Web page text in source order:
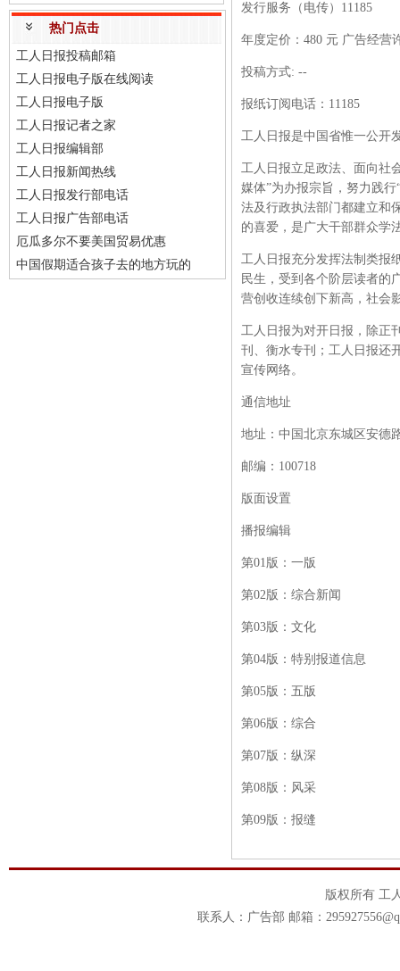
热门点击
工人日报投稿邮箱
工人日报电子版在线阅读
工人日报电子版
工人日报记者之家
工人日报编辑部
工人日报新闻热线
工人日报发行部电话
工人日报广告部电话
厄瓜多尔不要美国贸易优惠
中国假期适合孩子去的地方玩的
发行服务（电传） 11185
年度定价： 480 元 广告经营
投稿方式: --
报纸订阅电话： 11185
工人日报是中国省惟一公开
工人日报立足政法、面向社
媒体”为办报宗旨，努力践
法及行政执法部门都建立和
的喜爱，是广大干部群众学
工人日报充分发挥法制类报
民生，受到各个阶层读者的
营创收连续创下新高，社会
工人日报为对开日报，除正
刊、衡水专刊；工人日报还
宣传网络。
通信地址
地址：中国北京东城区安德
邮编： 100718
版面设置
播报编辑
第01版：一版
第02版：综合新闻
第03版：文化
第04版：特别报道信息
第05版：五版
第06版：综合
第07版：纵深
第08版：风采
第09版：报缝
版权所有 工
联系人：广告部 邮箱：